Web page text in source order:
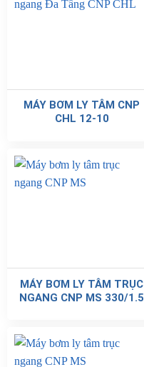
MÁY BƠM LY TÂM CNP
CHL 12-10
MÁY BƠM LY TÂM TRỤC
NGANG CNP MS 330/1.5